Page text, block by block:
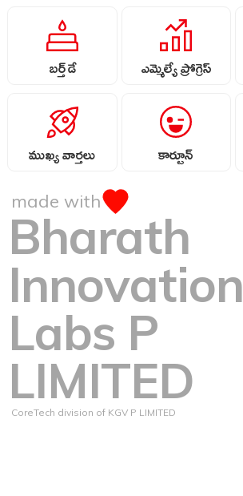
బర్త్ డే ఎమ్మెల్యే ప్రోగ్రెస్
ముఖ్య వార్తలు కార్టూన్
made with
Bharath
Innovation
Labs P
LIMITED
CoreTech division of KGV P LIMITED